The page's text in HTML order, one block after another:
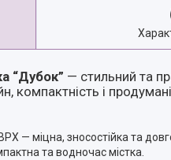
“Дубок” — стильний та
компактність і
— міцна, зносостійка та
та водночас містка.